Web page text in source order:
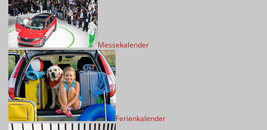
Messekalender
Ferienkalender